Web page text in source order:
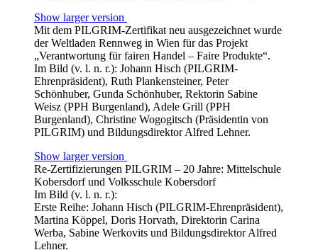
Show larger version
Mit dem PILGRIM-Zertifikat neu ausgezeichnet wurde
der Weltladen Rennweg in Wien für das Projekt
„Verantwortung für fairen Handel – Faire Produkte“.
Im Bild (v. l. n. r.): Johann Hisch (PILGRIM-
Ehrenpräsident), Ruth Plankensteiner, Peter
Schönhuber, Gunda Schönhuber, Rektorin Sabine
Weisz (PPH Burgenland), Adele Grill (PPH
Burgenland), Christine Wogogitsch (Präsidentin von
PILGRIM) und Bildungsdirektor Alfred Lehner.
Show larger version
Re-Zertifizierungen PILGRIM – 20 Jahre: Mittelschule
Kobersdorf und Volksschule Kobersdorf
Im Bild (v. l. n. r.):
Erste Reihe: Johann Hisch (PILGRIM-Ehrenpräsident),
Martina Köppel, Doris Horvath, Direktorin Carina
Werba, Sabine Werkovits und Bildungsdirektor Alfred
Lehner.